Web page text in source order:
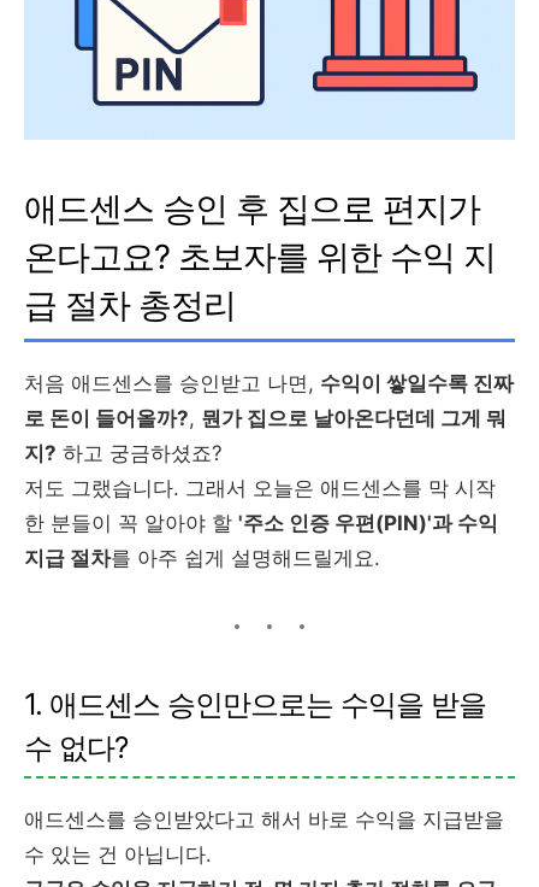
애드센스 승인 후 집으로 편지가
온다고요? 초보자를 위한 수익 지
급 절차 총정리
처음 애드센스를 승인받고 나면, 수익이 쌓일수록 진짜
로 돈이 들어올까?, 뭔가 집으로 날아온다던데 그게 뭐
지? 하고 궁금하셨죠?
저도 그랬습니다. 그래서 오늘은 애드센스를 막 시작
한 분들이 꼭 알아야 할 '주소 인증 우편(PIN)'과 수익
지급 절차를 아주 쉽게 설명해드릴게요.
1. 애드센스 승인만으로는 수익을 받을
수 없다?
애드센스를 승인받았다고 해서 바로 수익을 지급받을
수 있는 건 아닙니다.